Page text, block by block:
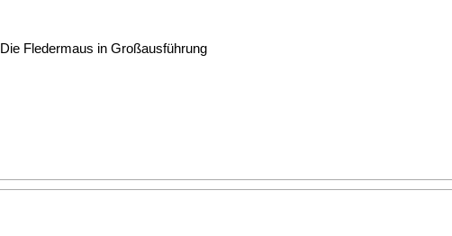
Die Fledermaus in Großausführung